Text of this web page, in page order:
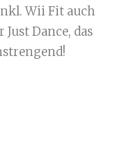
Wii Fit auch
Dance, das